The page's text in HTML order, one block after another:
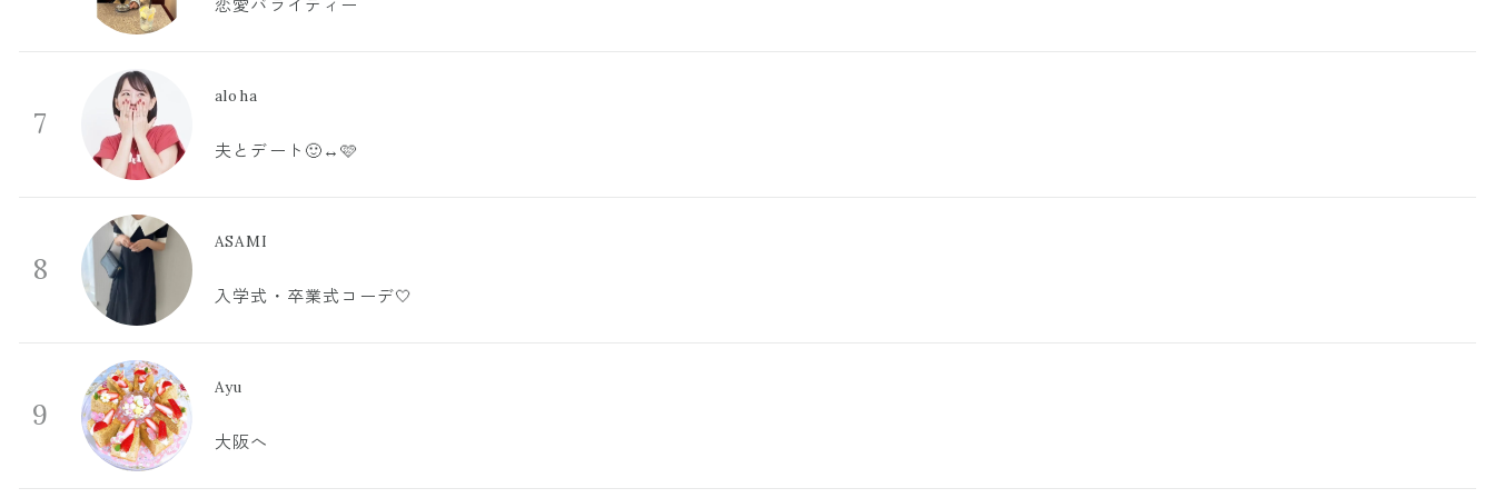
恋愛バライティー
7
aloha
夫とデート🙂‍↔️🩷
8
ASAMI
入学式・卒業式コーデ🤍
9
Ayu
大阪へ